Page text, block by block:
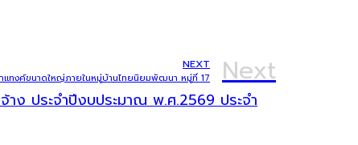
NEXT
กแทงค์ขนาดใหญ่ภายในหมู่บ้านไทยนิยมพัฒนา หมู่ที่ 17 Next
ง ประจำปีงบประมาณ พ.ศ.2569 ประจำ